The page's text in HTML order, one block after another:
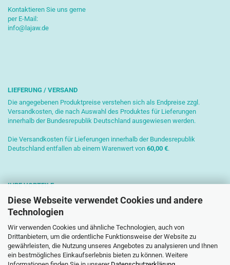
Diese Webseite verwendet Cookies und andere
Technologien
Wir verwenden Cookies und ähnliche Technologien, auch von
Drittanbietern, um die ordentliche Funktionsweise der Website zu
gewährleisten, die Nutzung unseres Angebotes zu analysieren und Ihnen
ein bestmögliches Einkaufserlebnis bieten zu können. Weitere
Kontaktieren Sie uns gerne
per E-Mail:
info@lajaw.de
LIEFERUNG / VERSAND
Die angegebenen Produktpreise verstehen sich als Endpreise zzgl.
Versandkosten, die nach Auswahl des Produktes für Lieferungen
innerhalb der Bundesrepublik Deutschland ausgewiesen werden.
Die Versandkosten für Lieferungen innerhalb der Bundesrepublik
Deutschland entfallen ab einem Warenwert von 60,00 €.
IHRE VORTEILE
Sichere Zahlung mit SSL-Verschlüsselung
Kostenlose Beratung
Schnelle Versendung
Paketversand mit DHL